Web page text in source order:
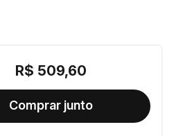
R$ 509,60